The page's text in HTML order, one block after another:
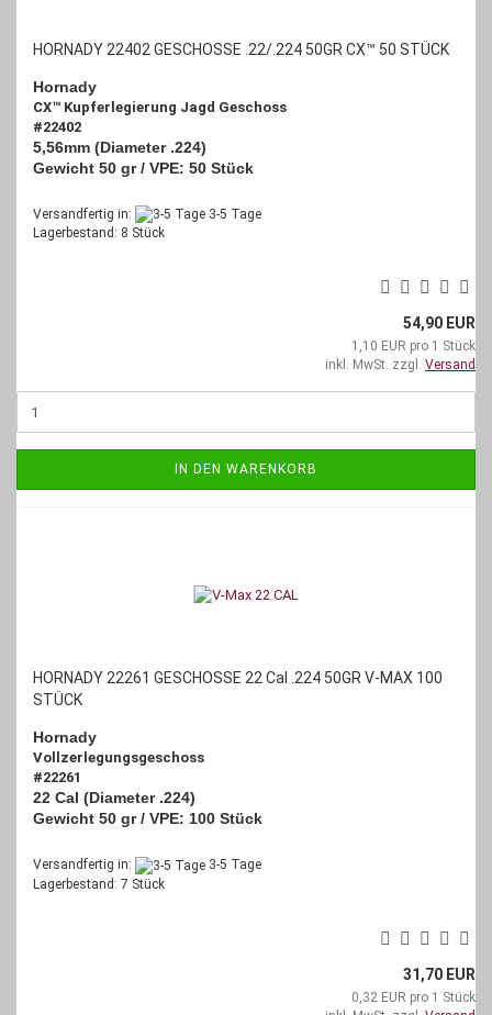
HORNADY 22402 GESCHOSSE .22/.224 50GR CX™ 50 STÜCK
Hornady
CX™ Kupferlegierung Jagd Geschoss
#22402
5,56mm (Diameter .224)
Gewicht 50 gr / VPE: 50 Stück
Versandfertig in:
3-5 Tage
Lagerbestand: 8 Stück
54,90 EUR
1,10 EUR pro 1 Stück
inkl. MwSt. zzgl. Versand
IN DEN WARENKORB
HORNADY 22261 GESCHOSSE 22 Cal .224 50GR V-MAX 100
STÜCK
Hornady
Vollzerlegungsgeschoss
#22261
22 Cal (Diameter .224)
Gewicht 50 gr / VPE: 100 Stück
Versandfertig in:
3-5 Tage
Lagerbestand: 7 Stück
31,70 EUR
0,32 EUR pro 1 Stück